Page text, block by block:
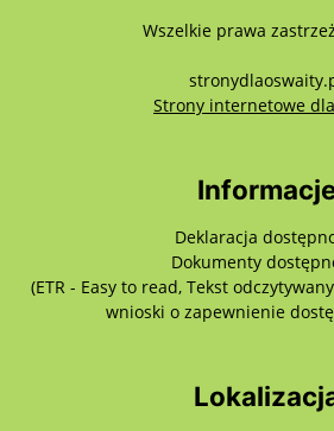
Wszelkie prawa
Strony internetowe dla
Deklaracja
Dokumenty
(ETR - Easy to read, Tekst
wnioski o zapewnienie